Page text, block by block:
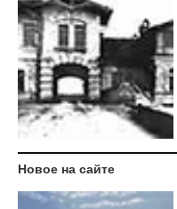
Новое на сайте